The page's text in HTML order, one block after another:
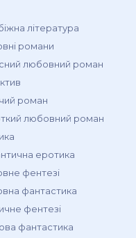
література
романи
любовний роман
роман
любовний роман
еротика
фентезі
фантастика
фентезі
фантастика